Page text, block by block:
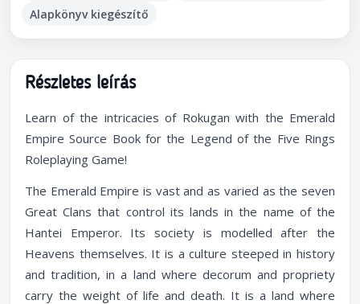
Alapkönyv kiegészítő
Részletes leírás
Learn of the intricacies of Rokugan with the Emerald
EmpireSource Book for the Legend of the Five Rings
Roleplaying Game!
The Emerald Empire is vast and as varied as the seven
Great Clans that control its lands in the name of the
Hantei Emperor. Its society is modelled after the
Heavens themselves. It is a culture steeped in history
and tradition, in a land where decorum and propriety
carry the weight of life and death. It is a land where